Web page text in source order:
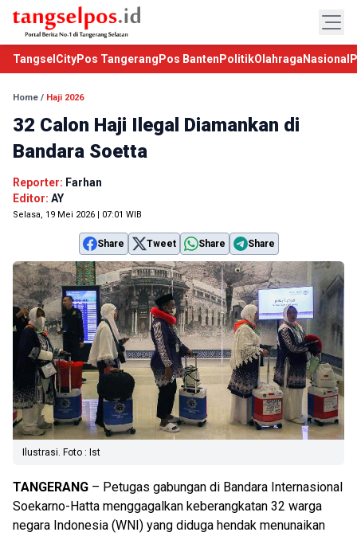
TangselCityPos Tangerang Pos Banten PolitikOlahraga Nasional
Home / Haji 2026
32 Calon Haji Ilegal Diamankan di
Bandara Soetta
Reporter: Farhan
Editor: AY
Selasa, 19 Mei 2026 | 07:01 WIB
Share Tweet Share Share
Ilustrasi. Foto : Ist
TANGERANG – Petugas gabungan di Bandara Internasional
Soekarno-Hatta menggagalkan keberangkatan 32 warga
negara Indonesia (WNI) yang diduga hendak menunaikan